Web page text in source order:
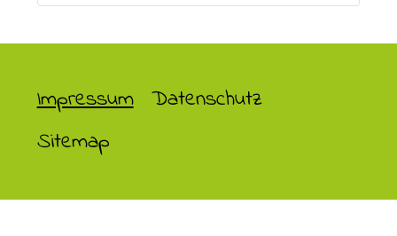
Impressum Datenschutz
Sitemap